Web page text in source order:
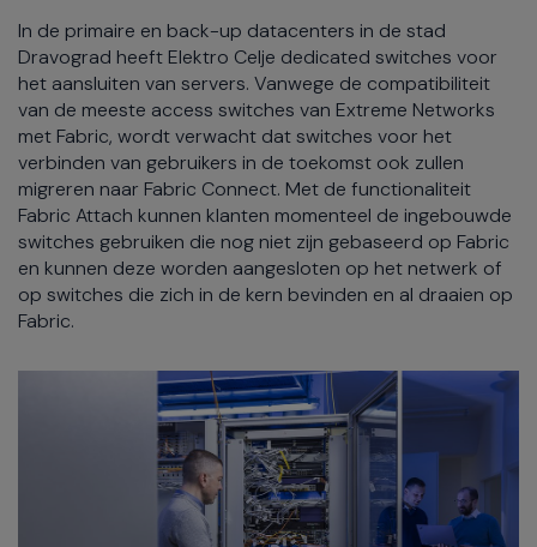
In de primaire en back-up datacenters in de stad
Dravograd heeft Elektro Celje dedicated switches voor
het aansluiten van servers. Vanwege de compatibiliteit
van de meeste access switches van Extreme Networks
met Fabric, wordt verwacht dat switches voor het
verbinden van gebruikers in de toekomst ook zullen
migreren naar Fabric Connect. Met de functionaliteit
Fabric Attach kunnen klanten momenteel de ingebouwde
switches gebruiken die nog niet zijn gebaseerd op Fabric
en kunnen deze worden aangesloten op het netwerk of
op switches die zich in de kern bevinden en al draaien op
Fabric.